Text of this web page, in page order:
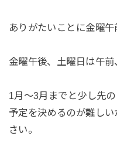
ありがたいことに金曜午
金曜午後、土曜日は午前
1月～3月までと少し先の
予定を決めるのが難し
さい。